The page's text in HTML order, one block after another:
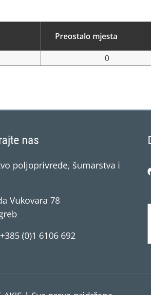
Preostalo mjesta
0
nas
poljoprivrede, šumarstva i
Vukovara 78
(0)1 6106 692